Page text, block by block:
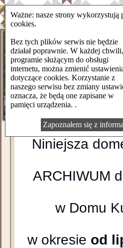
domkulturylsm.pl Kontakt
Niniejsza
ARCHIWUM
w Domu
w okresie od
Ważne: nasze strony wykorzystują
cookies.
Bez tych plików serwis nie będzie
działał poprawnie. W każdej
programie służącym do obsługi
internetu, można zmienić
dotyczące cookies. Korzystanie z
naszego serwisu bez zmiany
oznacza, że będą one zapisane w
pamięci urządzenia. .
Zapoznałem się z